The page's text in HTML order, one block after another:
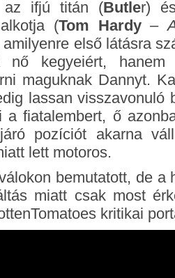
az ifjú titán (Butler)
(Tom Hardy–
első látásra
nő kegyeiért,
maguknak Dannyt.
lassan visszavonuló
a fiatalembert, ő
pozíciót akarna
lett motoros.
bemutatott, de a
miatt csak most
kritikai